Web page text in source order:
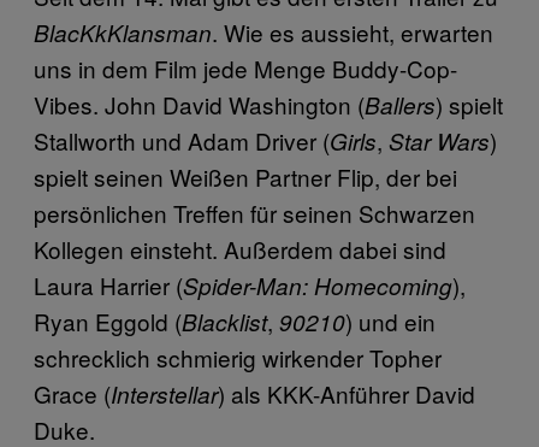
BlacKkKlansman. Wie es aussieht, erwarten
uns in dem Film jede Menge Buddy-Cop-
Vibes. John David Washington (Ballers) spielt
Stallworth und Adam Driver (Girls, Star Wars)
spielt seinen Weißen Partner Flip, der bei
persönlichen Treffen für seinen Schwarzen
Kollegen einsteht. Außerdem dabei sind
Laura Harrier (Spider-Man: Homecoming),
Ryan Eggold (Blacklist, 90210) und ein
schrecklich schmierig wirkender Topher
Grace (Interstellar) als KKK-Anführer David
Duke.